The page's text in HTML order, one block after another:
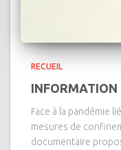
RECUEIL
INFORMATION
Face à la pandémie
mesures de
documentaire